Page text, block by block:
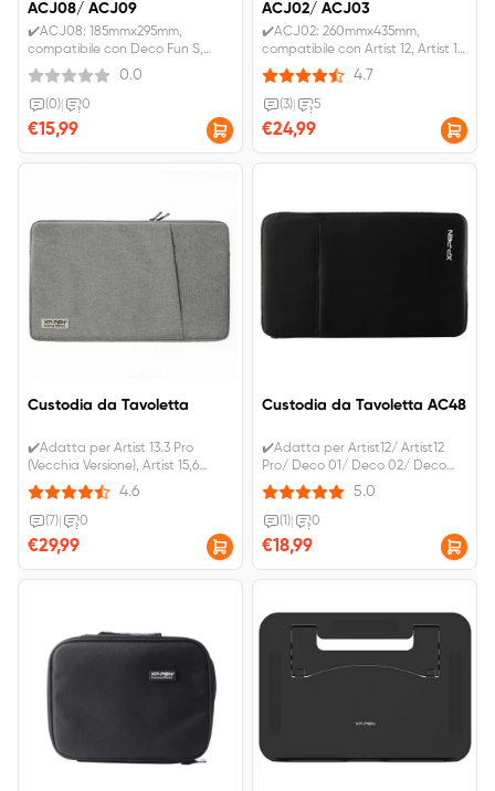
ACJ08/ ACJ09
✔️ACJ08: 185mmx295mm,
compatibile con Deco Fun S,
Deco mini7, Star G640S, Star
G640, Deco 640, Deco M/MW.
✔️ACJ09: 245mmx380mm,
compatibile con Deco Fun L,
Deco 01 V2, Deco Pro S, Deco
L/LW, Star G960S&S Plus, Star 06
0.0
(0) 0
€15,99
ACJ02/ ACJ03
✔️ACJ02: 260mmx435mm,
compatibile con Artist 12, Artist 12
(Gen 2), Artist 12 Pro, Artist 13.3
Pro, Artist 13.3 Pro V2, Deco Pro
M.✔️ACJ03: 295mmx475mm,
compatibile con Artist 15.6 Pro,
Artist Pro 16, Artist 16 (Gen 2),
Artist 15.6 Pro V2
4.7
(3) 5
€24,99
Custodia da Tavoletta
✔️Adatta per Artist 13.3 Pro
(Vecchia Versione), Artist 15,6
Pro&nbsp;(Vecchia
Versione),&nbsp;Innovator 16,
Artist Pro 16TP e Artist 16 (Gen 2).
4.6
(7) 0
€29,99
Custodia da Tavoletta AC48
✔️Adatta per Artist12/ Artist12
Pro/ Deco 01/ Deco 02/ Deco
03. ✔️IVA inclusa. Spedizione
gratuita.
5.0
(1) 0
€18,99